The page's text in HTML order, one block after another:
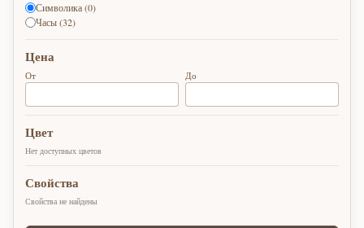
Символика (0)
Часы (32)
Цена
От До
Цвет
Нет доступных цветов
Свойства
Свойства не найдены